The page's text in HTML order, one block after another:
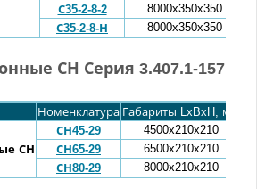
С35-2-8-2
8000x350x350
С35-2-8-Н
8000x350x350
СН Серия 3.407.1-157
Номенклатура Габариты LxBxH, мм
СН
СН45-29 4500x210x210
СН65-29
6500x210x210
СН80-29
8000x210x210